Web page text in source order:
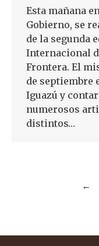
Esta mañana
Gobierno, se
de la segunda
Internacional
Frontera. El
de septiembre
Iguazú y
numerosos
distintos…
←